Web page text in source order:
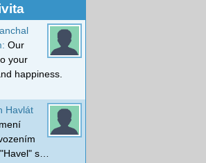
Our
your
happiness.
Havlát
s…